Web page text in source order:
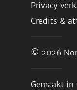
Privacy
Credits &
© 2026
Gemaakt in